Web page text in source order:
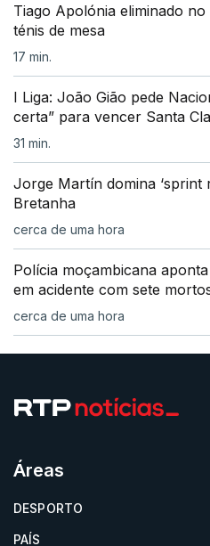
Tiago Apolónia eliminado
ténis de mesa
17 min.
I Liga: João Gião pede
certa” para vencer Santa
31 min.
Jorge Martín domina ‘sprint
Bretanha
cerca de uma hora
Polícia moçambicana
em acidente com sete
cerca de uma hora
Áreas
DESPORTO
PAÍS